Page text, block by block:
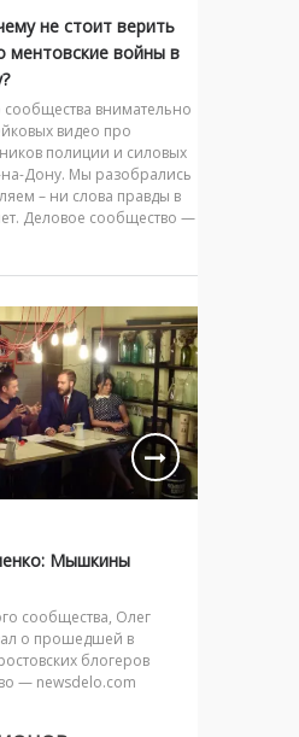
не стоит верить
ментовские войны в
сообщества внимательно
видео про
полиции и силовых
на-Дону. Мы разобрались
– ни слова правды в
Деловое сообщество —
Мышкины
сообщества, Олег
о прошедшей в
блогеров
— newsdelo.com